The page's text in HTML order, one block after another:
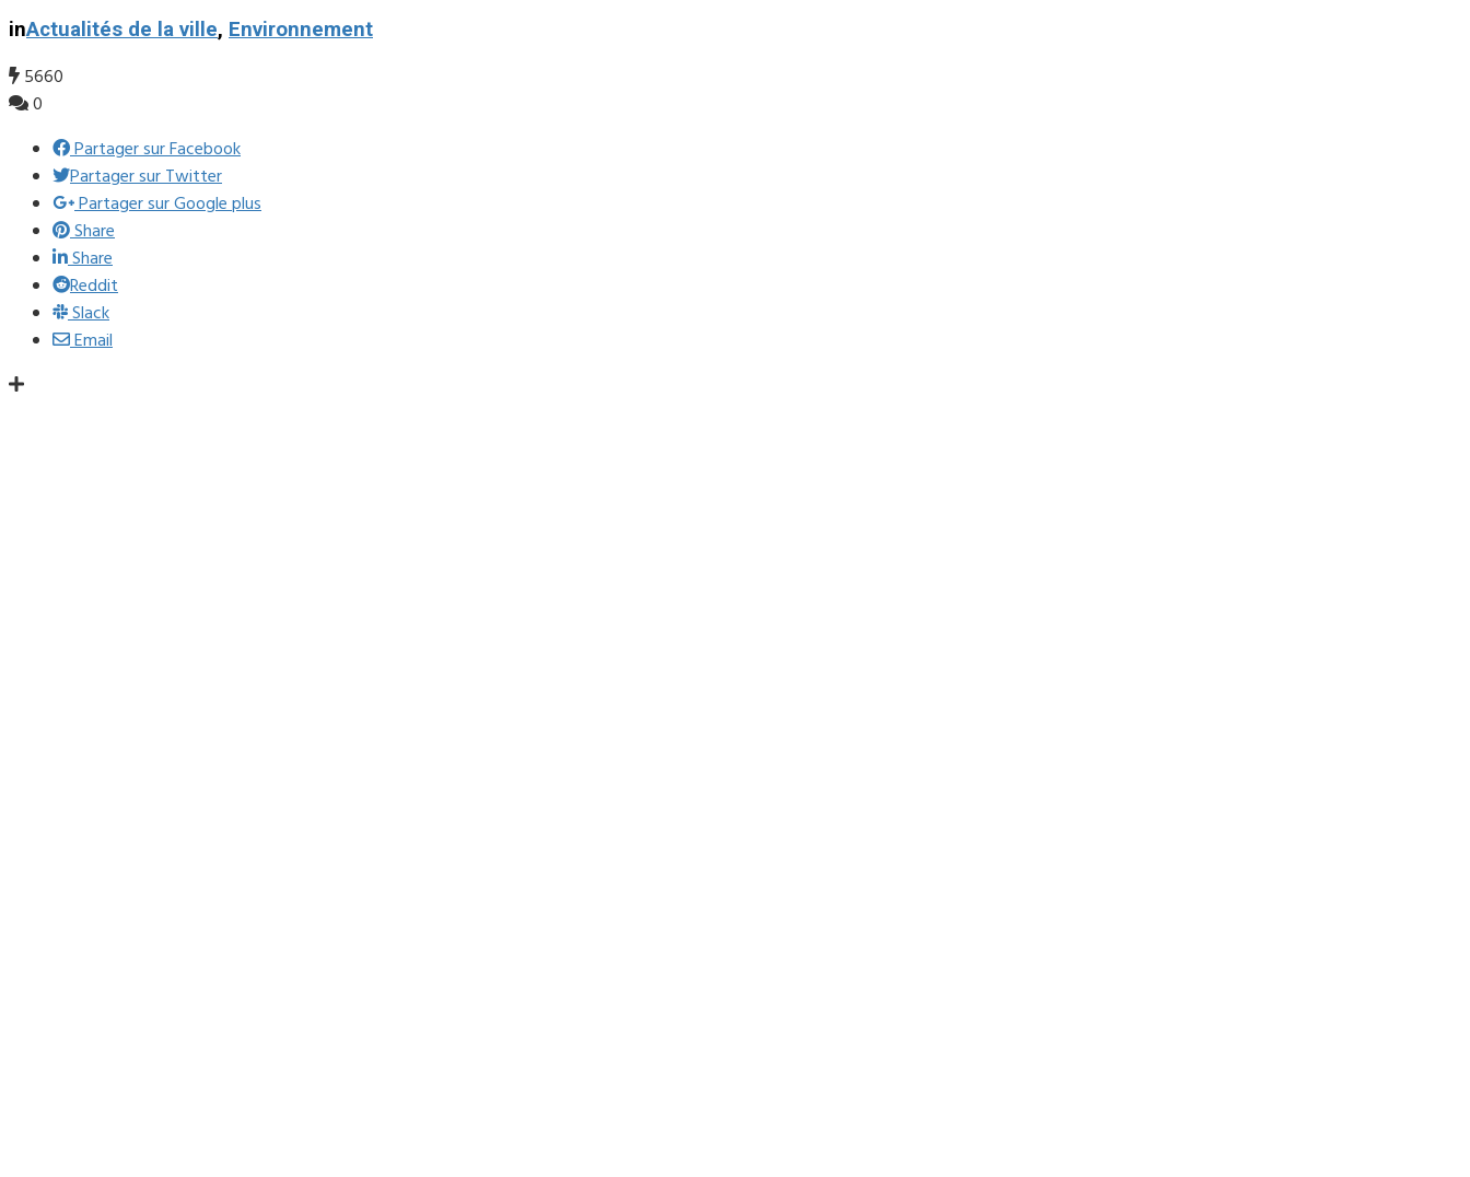
inActualités de la ville, Environnement
5660
0
Partager sur Facebook
Partager sur Twitter
Partager sur Google plus
Share
Share
Reddit
Slack
Email